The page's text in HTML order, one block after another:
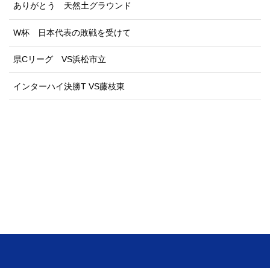
ありがとう 天然土グラウンド
W杯 日本代表の敗戦を受けて
県Cリーグ VS浜松市立
インターハイ決勝T VS藤枝東